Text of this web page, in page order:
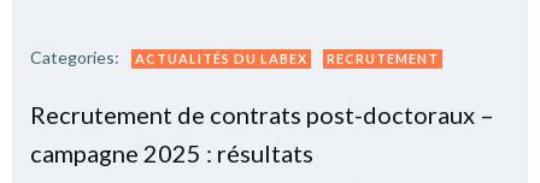
Categories: ACTUALITÉS DU LABEX RECRUTEMENT
Recrutement de contrats post-doctoraux –
campagne 2025 : résultats